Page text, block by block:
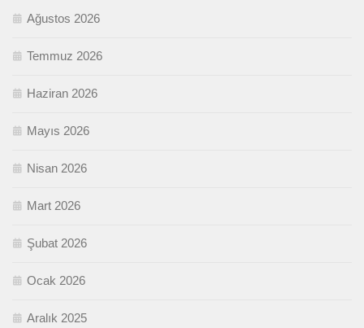
Ağustos 2026
Temmuz 2026
Haziran 2026
Mayıs 2026
Nisan 2026
Mart 2026
Şubat 2026
Ocak 2026
Aralık 2025